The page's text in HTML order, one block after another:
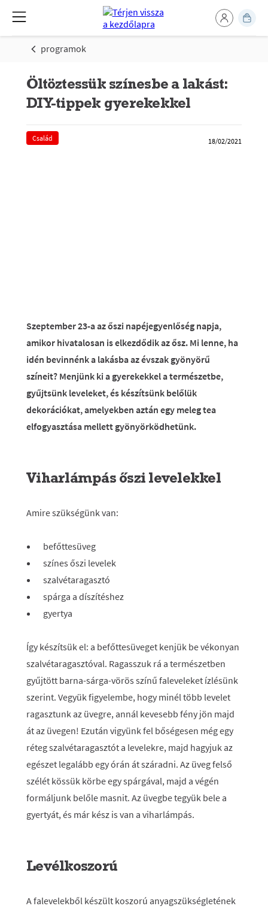
programok
Öltöztessük színesbe a lakást:
DIY-tippek gyerekekkel
Család 18/02/2021
Szeptember 23-a az őszi napéjegyenlőség napja,
amikor hivatalosan is elkezdődik az ősz. Mi lenne, ha
idén bevinnénk a lakásba az évszak gyönyörű
színeit? Menjünk ki a gyerekekkel a természetbe,
gyűjtsünk leveleket, és készítsünk belőlük
dekorációkat, amelyekben aztán egy meleg tea
elfogyasztása mellett gyönyörködhetünk.
Viharlámpás őszi levelekkel
Amire szükségünk van:
befőttesüveg
színes őszi levelek
szalvétaragasztó
spárga a díszítéshez
gyertya
Így készítsük el: a befőttesüveget kenjük be vékonyan
szalvétaragasztóval. Ragasszuk rá a természetben
gyűjtött barna-sárga-vörös színű faleveleket ízlésünk
szerint. Vegyük figyelembe, hogy minél több levelet
ragasztunk az üvegre, annál kevesebb fény jön majd
át az üvegen! Ezután vigyünk fel bőségesen még egy
réteg szalvétaragasztót a levelekre, majd hagyjuk az
egészet legalább egy órán át száradni. Az üveg felső
szélét kössük körbe egy spárgával, majd a végén
formáljunk belőle masnit. Az üvegbe tegyük bele a
gyertyát, és már kész is van a viharlámpás.
Levélkoszorú
A falevelekből készült koszorú anyagszükségletének